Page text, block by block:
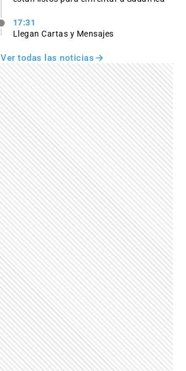
17:31
Llegan Cartas y Mensajes
Ver todas las noticias